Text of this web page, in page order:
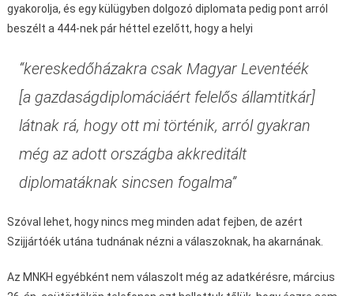
gyakorolja, és egy külügyben dolgozó diplomata pedig pont arról
beszélt a 444-nek pár héttel ezelőtt, hogy a helyi
“kereskedőházakra csak Magyar Leventéék
[a gazdaságdiplomáciáért felelős államtitkár]
látnak rá, hogy ott mi történik, arról gyakran
még az adott országba akkreditált
diplomatáknak sincsen fogalma”
Szóval lehet, hogy nincs meg minden adat fejben, de azért
Szijjártóék utána tudnának nézni a válaszoknak, ha akarnának.
Az MNKH egyébként nem válaszolt még az adatkérésre, március